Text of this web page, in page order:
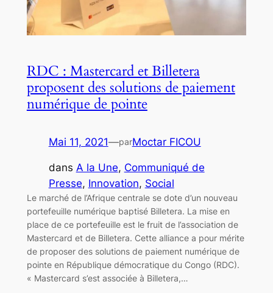
RDC : Mastercard et Billetera
proposent des solutions de paiement
numérique de pointe
Mai 11, 2021—parMoctar FICOU
dans A la Une, Communiqué de
Presse, Innovation, Social
Le marché de l’Afrique centrale se dote d’un nouveau
portefeuille numérique baptisé Billetera. La mise en
place de ce portefeuille est le fruit de l’association de
Mastercard et de Billetera. Cette alliance a pour mérite
de proposer des solutions de paiement numérique de
pointe en République démocratique du Congo (RDC).
« Mastercard s’est associée à Billetera,…